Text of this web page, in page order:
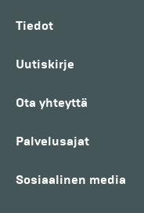
Tiedot
Uutiskirje
Ota yhteyttä
Palvelusajat
Sosiaalinen media